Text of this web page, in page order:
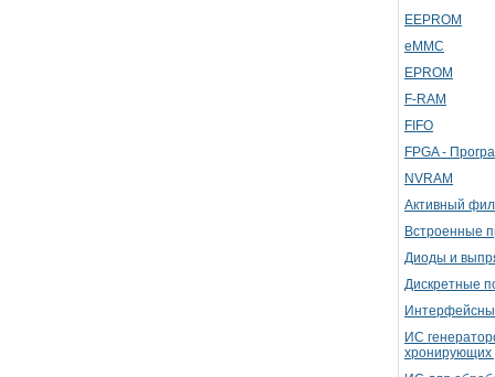
EEPROM
eMMC
EPROM
F-RAM
FIFO
FPGA -
NVRAM
Активный
Встроенные
Диоды и
Дискретные
ИС
хронирующих